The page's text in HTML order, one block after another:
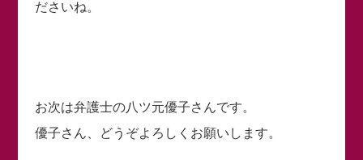
ださいね。
お次は弁護士の八ツ元優子さんです。
優子さん、どうぞよろしくお願いします。